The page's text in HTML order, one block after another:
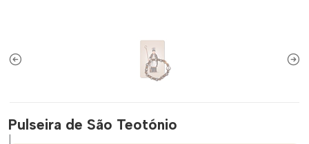
Pulseira de São Teotónio